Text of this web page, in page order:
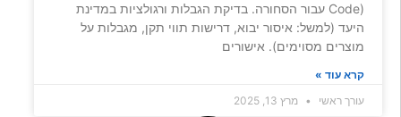
Code) עבור הסחורה. בדיקת הגבלות ורגולציות במדינת
היעד (למשל: איסור יבוא, דרישות תווי תקן, מגבלות על
מוצרים מסוימים). אישורים
קרא עוד »
עורך ראשי
מרץ 13, 2025